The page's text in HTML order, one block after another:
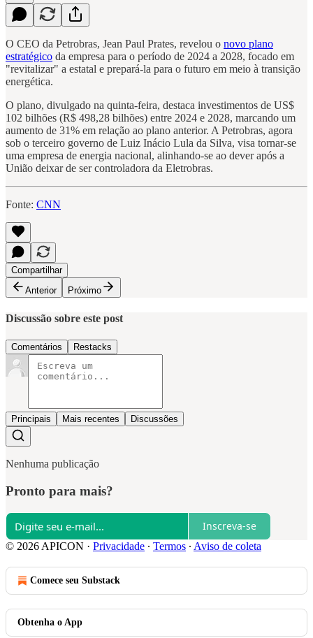
O CEO da Petrobras, Jean Paul Prates, revelou o novo plano
estratégico da empresa para o período de 2024 a 2028, focado em
"revitalizar" a estatal e prepará-la para o futuro em meio à transição
energética.
O plano, divulgado na quinta-feira, destaca investimentos de US$
102 bilhões (R$ 498,28 bilhões) entre 2024 e 2028, marcando um
aumento de 31% em relação ao plano anterior. A Petrobras, agora
sob o terceiro governo de Luiz Inácio Lula da Silva, visa tornar-se
uma empresa de energia nacional, alinhando-se ao dever após a
União deixar de ser controladora da Eletrobras.
Fonte: CNN
Compartilhar
Anterior
Próximo
Discussão sobre este post
Comentários Restacks
Principais Mais recentes Discussões
Nenhuma publicação
Pronto para mais?
Inscreva-se
© 2026 APICON · Privacidade ∙ Termos ∙ Aviso de coleta
Comece seu Substack
Obtenha o App